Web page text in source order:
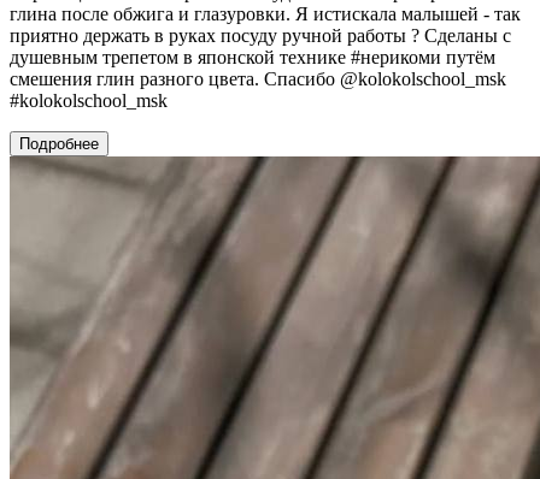
глина после обжига и глазуровки. Я истискала малышей - так
приятно держать в руках посуду ручной работы ? Сделаны с
душевным трепетом в японской технике #нерикоми путём
смешения глин разного цвета. Спасибо @kolokolschool_msk
#kolokolschool_msk
Подробнее